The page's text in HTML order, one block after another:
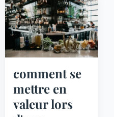
comment se
mettre en
valeur lors